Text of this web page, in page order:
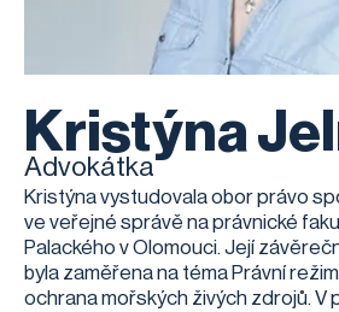
Kristýna
Advokátka
Kristýna vystudovala obor právo
ve veřejné správě na právnické
Palackého v Olomouci. Její
byla zaměřena na téma Právní
ochrana mořských živých zdrojů. V